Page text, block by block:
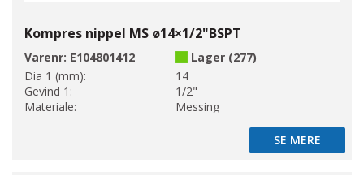
Kompres nippel MS ø14×1/2"BSPT
Varenr: E104801412
Lager (277)
Dia 1 (mm):
14
Gevind 1:
1/2"
Materiale:
Messing
SE MERE
SE MERE